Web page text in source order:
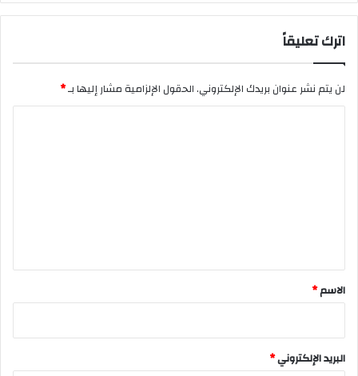
اترك تعليقاً
لن يتم نشر عنوان بريدك الإلكتروني.الحقول الإلزامية مشار إليها بـ*
*
الاسم*
البريد الإلكتروني*